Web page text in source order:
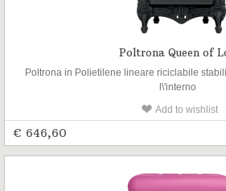
Poltrona Queen of
Poltrona in Polietilene lineare riciclabile
l\'interno
Add to wishlist
€ 646,60